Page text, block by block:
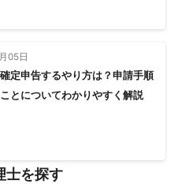
05日
定申告するやり方は？申請手順
とについてわかりやすく解説
士を探す